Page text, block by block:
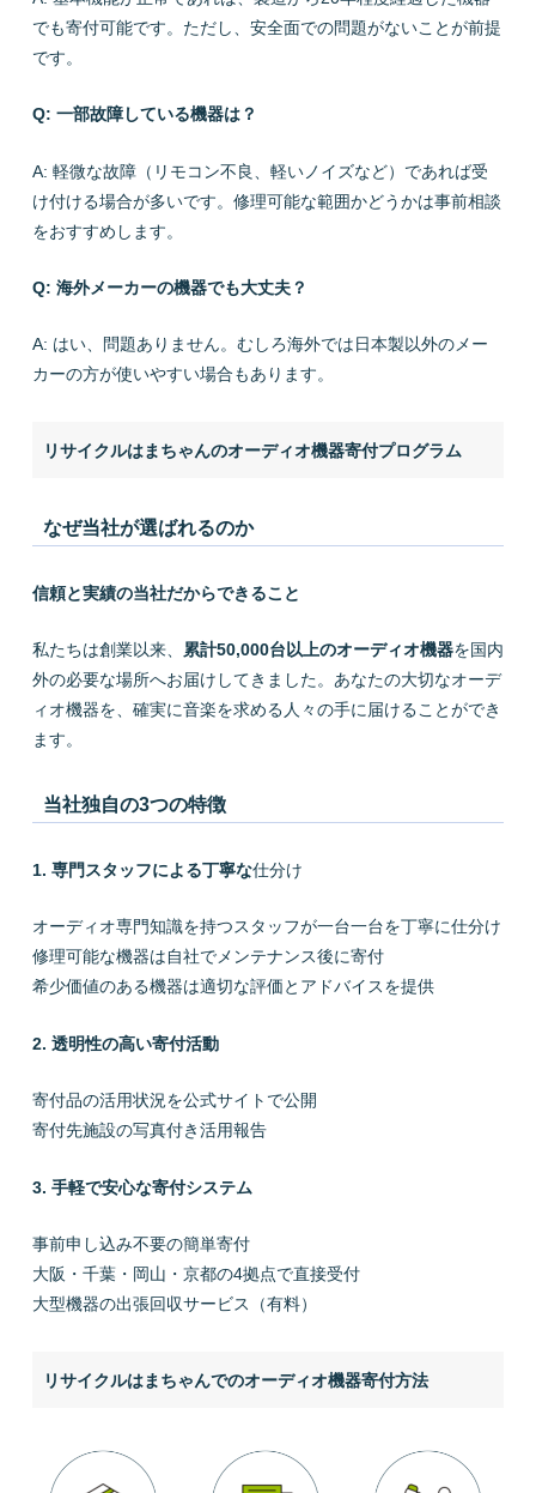
でも寄付可能です。ただし、安全面での問題がないことが前提
です。
Q: 一部故障している機器は？
A: 軽微な故障（リモコン不良、軽いノイズなど）であれば受
け付ける場合が多いです。修理可能な範囲かどうかは事前相談
をおすすめします。
Q: 海外メーカーの機器でも大丈夫？
A: はい、問題ありません。むしろ海外では日本製以外のメー
カーの方が使いやすい場合もあります。
リサイクルはまちゃんのオーディオ機器寄付プログラム
なぜ当社が選ばれるのか
信頼と実績の当社だからできること
私たちは創業以来、 累計50,000台以上のオーディオ機器を国内
外の必要な場所へお届けしてきました。あなたの大切なオーデ
ィオ機器を、確実に音楽を求める人々の手に届けることができ
ます。
当社独自の3つの特徴
1. 専門スタッフによる丁寧な仕分け
オーディオ専門知識を持つスタッフが一台一台を丁寧に仕分け
修理可能な機器は自社でメンテナンス後に寄付
希少価値のある機器は適切な評価とアドバイスを提供
2. 透明性の高い寄付活動
寄付品の活用状況を公式サイトで公開
寄付先施設の写真付き活用報告
3. 手軽で安心な寄付システム
事前申し込み不要の簡単寄付
大阪・千葉・岡山・京都の4拠点で直接受付
大型機器の出張回収サービス（有料）
リサイクルはまちゃんでのオーディオ機器寄付方法